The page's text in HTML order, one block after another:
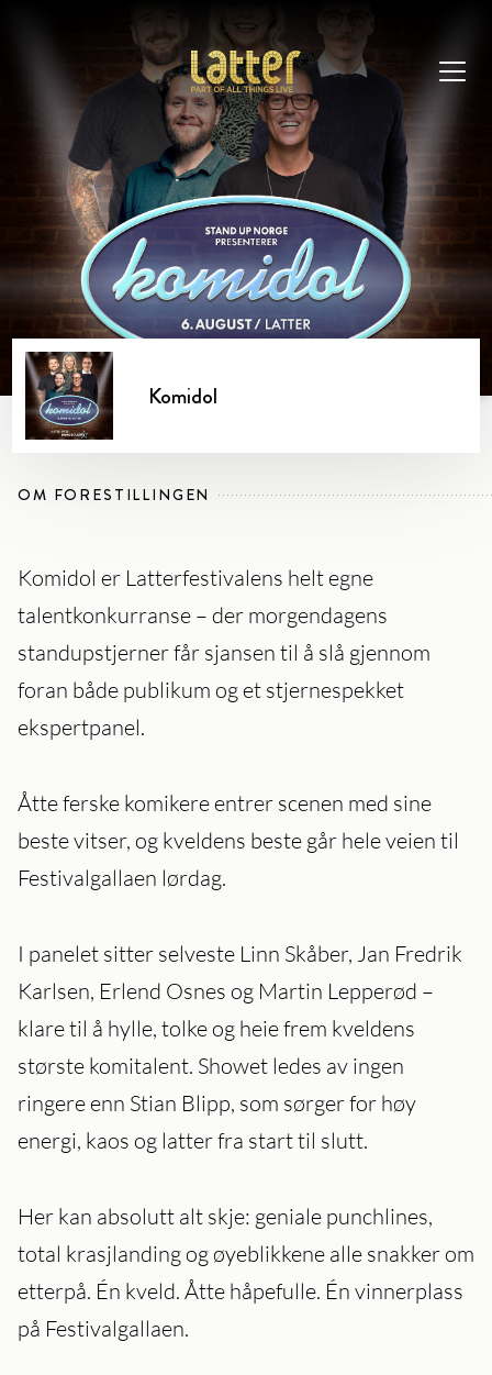
Komidol
OM FORESTILLINGEN
Komidol er Latterfestivalens helt egne
talentkonkurranse – der morgendagens
standupstjerner får sjansen til å slå gjennom
foran både publikum og et stjernespekket
ekspertpanel.
Åtte ferske komikere entrer scenen med sine
beste vitser, og kveldens beste går hele veien til
Festivalgallaen lørdag.
I panelet sitter selveste Linn Skåber, Jan Fredrik
Karlsen, Erlend Osnes og Martin Lepperød –
klare til å hylle, tolke og heie frem kveldens
største komitalent. Showet ledes av ingen
ringere enn Stian Blipp, som sørger for høy
energi, kaos og latter fra start til slutt.
Her kan absolutt alt skje: geniale punchlines,
total krasjlanding og øyeblikkene alle snakker om
etterpå. Én kveld. Åtte håpefulle. Én vinnerplass
på Festivalgallaen.